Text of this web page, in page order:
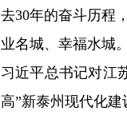
去30年的奋斗历程
业名城、幸福水城
习近平总书记对江
高”新泰州现代化建